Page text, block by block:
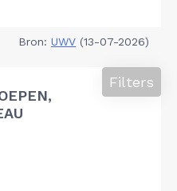
Bron: UWV (13-07-2026)
Filters